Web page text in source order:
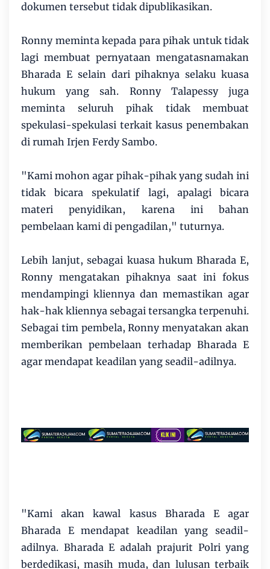
dokumen tersebut tidak dipublikasikan.
Ronny meminta kepada para pihak untuk tidak
lagi membuat pernyataan mengatasnamakan
Bharada E selain dari pihaknya selaku kuasa
hukum yang sah. Ronny Talapessy juga
meminta seluruh pihak tidak membuat
spekulasi-spekulasi terkait kasus penembakan
di rumah Irjen Ferdy Sambo.
"Kami mohon agar pihak-pihak yang sudah ini
tidak bicara spekulatif lagi, apalagi bicara
materi penyidikan, karena ini bahan
pembelaan kami di pengadilan," tuturnya.
Lebih lanjut, sebagai kuasa hukum Bharada E,
Ronny mengatakan pihaknya saat ini fokus
mendampingi kliennya dan memastikan agar
hak-hak kliennya sebagai tersangka terpenuhi.
Sebagai tim pembela, Ronny menyatakan akan
memberikan pembelaan terhadap Bharada E
agar mendapat keadilan yang seadil-adilnya.
"Kami akan kawal kasus Bharada E agar
Bharada E mendapat keadilan yang seadil-
adilnya. Bharada E adalah prajurit Polri yang
berdedikasi, masih muda, dan lulusan terbaik